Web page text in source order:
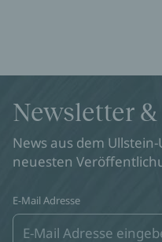
Newsletter
News aus dem
neuesten
E-Mail Adresse